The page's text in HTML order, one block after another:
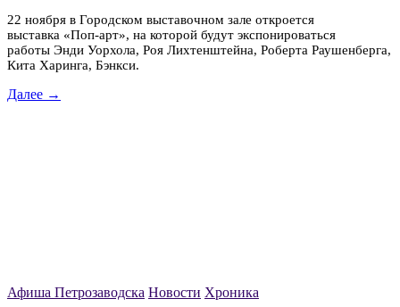
22 ноября в Городском выставочном зале откроется
выставка «Поп-арт», на которой будут экспонироваться
работы Энди Уорхола, Роя Лихтенштейна, Роберта Раушенберга,
Кита Харинга, Бэнкси.
Далее →
Афиша Петрозаводска Новости Хроника